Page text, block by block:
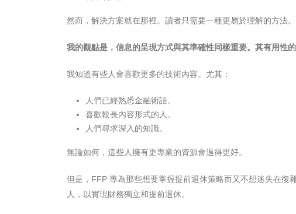
然而，解決方案就在那裡。讀者只需要一種更易於理解的方法。
我的觀點是，信息的呈現方式與其準確性同樣重要。其有用性的
我知道有些人會喜歡更多的技術內容。尤其：
人們已經熟悉金融術語。
喜歡較長內容形式的人。
人們尋求深入的知識。
無論如何，這些人擁有更專業的資源會過得更好。
但是，FFP 專為那些想要掌握提前退休策略而又​​不想迷失在
人，以實現財務獨立和提前退休。